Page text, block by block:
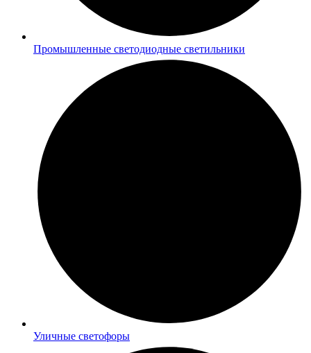
Промышленные светодиодные светильники
Уличные светофоры